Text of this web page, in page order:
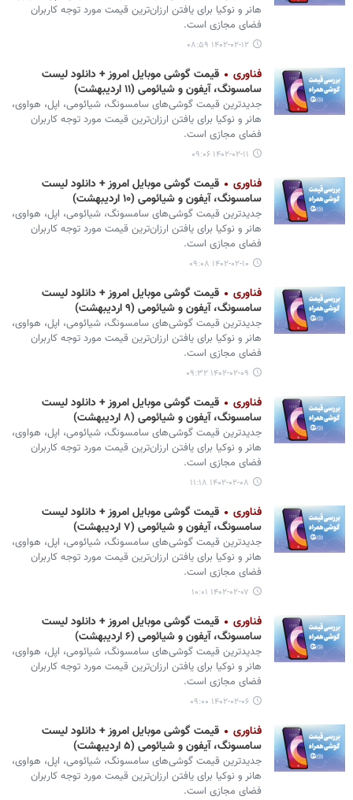
هانر و نوکیا برای یافتن ارزان‌ترین قیمت مورد توجه کاربران
فضای مجازی است.
۱۴۰۲-۰۲-۱۲ ۰۸:۵۹
فناوری
قیمت گوشی موبایل امروز + دانلود لیست
سامسونگ، آیفون و شیائومی (۱۱ اردیبهشت)
جدیدترین قیمت گوشی‌های سامسونگ، شیائومی، اپل، هواوی،
هانر و نوکیا برای یافتن ارزان‌ترین قیمت مورد توجه کاربران
فضای مجازی است.
۱۴۰۲-۰۲-۱۱ ۰۹:۰۶
فناوری
قیمت گوشی موبایل امروز + دانلود لیست
سامسونگ، آیفون و شیائومی (۱۰ اردیبهشت)
جدیدترین قیمت گوشی‌های سامسونگ، شیائومی، اپل، هواوی،
هانر و نوکیا برای یافتن ارزان‌ترین قیمت مورد توجه کاربران
فضای مجازی است.
۱۴۰۲-۰۲-۱۰ ۰۹:۰۸
فناوری
قیمت گوشی موبایل امروز + دانلود لیست
سامسونگ، آیفون و شیائومی (۹ اردیبهشت)
جدیدترین قیمت گوشی‌های سامسونگ، شیائومی، اپل، هواوی،
هانر و نوکیا برای یافتن ارزان‌ترین قیمت مورد توجه کاربران
فضای مجازی است.
۱۴۰۲-۰۲-۰۹ ۰۹:۳۲
فناوری
قیمت گوشی موبایل امروز + دانلود لیست
سامسونگ، آیفون و شیائومی (۸ اردیبهشت)
جدیدترین قیمت گوشی‌های سامسونگ، شیائومی، اپل، هواوی،
هانر و نوکیا برای یافتن ارزان‌ترین قیمت مورد توجه کاربران
فضای مجازی است.
۱۴۰۲-۰۲-۰۸ ۱۱:۱۸
فناوری
قیمت گوشی موبایل امروز + دانلود لیست
سامسونگ، آیفون و شیائومی (۷ اردیبهشت)
جدیدترین قیمت گوشی‌های سامسونگ، شیائومی، اپل، هواوی،
هانر و نوکیا برای یافتن ارزان‌ترین قیمت مورد توجه کاربران
فضای مجازی است.
۱۴۰۲-۰۲-۰۷ ۱۰:۰۱
فناوری
قیمت گوشی موبایل امروز + دانلود لیست
سامسونگ، آیفون و شیائومی (۶ اردیبهشت)
جدیدترین قیمت گوشی‌های سامسونگ، شیائومی، اپل، هواوی،
هانر و نوکیا برای یافتن ارزان‌ترین قیمت مورد توجه کاربران
فضای مجازی است.
۱۴۰۲-۰۲-۰۶ ۰۹:۰۰
فناوری
قیمت گوشی موبایل امروز + دانلود لیست
سامسونگ، آیفون و شیائومی (۵ اردیبهشت)
جدیدترین قیمت گوشی‌های سامسونگ، شیائومی، اپل، هواوی،
هانر و نوکیا برای یافتن ارزان‌ترین قیمت مورد توجه کاربران
فضای مجازی است.